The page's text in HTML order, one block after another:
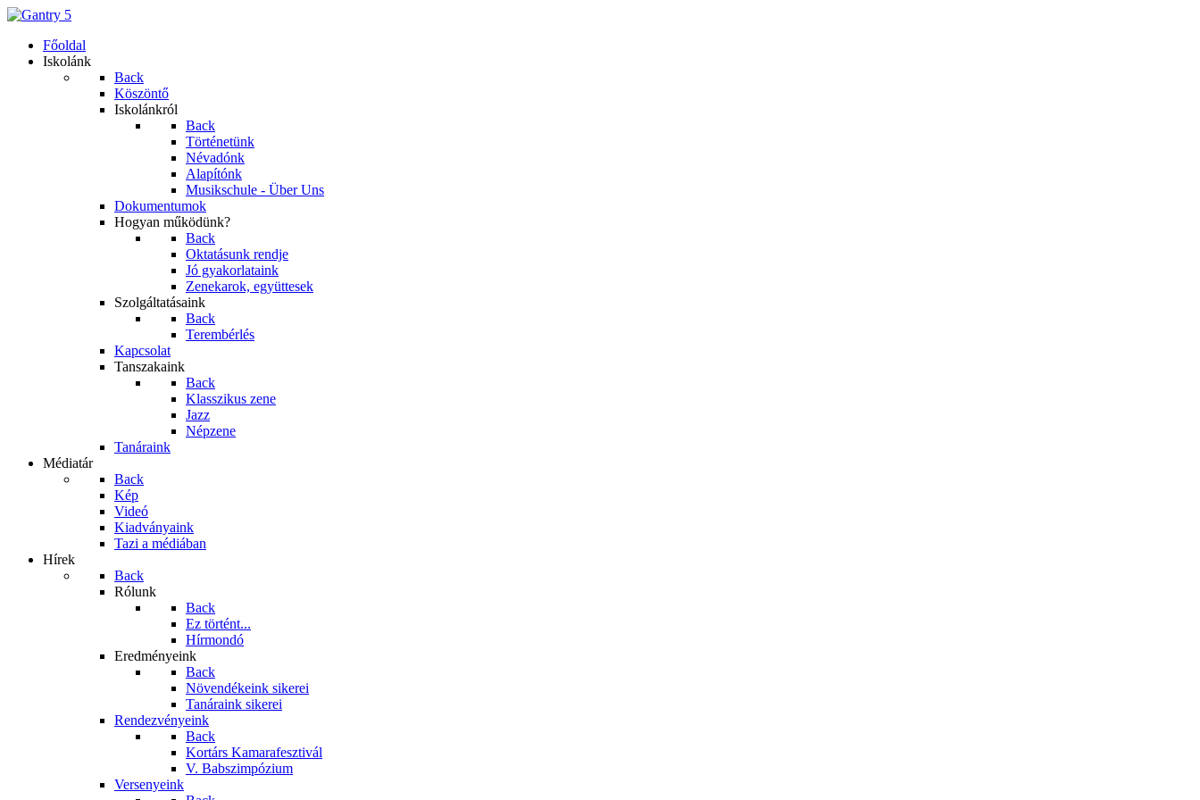
Főoldal
Iskolánk
Back
Köszöntő
Iskolánkról
Back
Történetünk
Névadónk
Alapítónk
Musikschule - Über Uns
Dokumentumok
Hogyan működünk?
Back
Oktatásunk rendje
Jó gyakorlataink
Zenekarok, együttesek
Szolgáltatásaink
Back
Terembérlés
Kapcsolat
Tanszakaink
Back
Klasszikus zene
Jazz
Népzene
Tanáraink
Médiatár
Back
Kép
Videó
Kiadványaink
Tazi a médiában
Hírek
Back
Rólunk
Back
Ez történt...
Hírmondó
Eredményeink
Back
Növendékeink sikerei
Tanáraink sikerei
Rendezvényeink
Back
Kortárs Kamarafesztivál
V. Babszimpózium
Versenyeink